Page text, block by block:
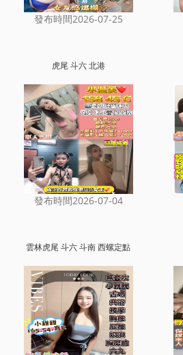
發布時間2026-07-25
虎尾 斗六 北港
發布時間2026-07-04
雲林虎尾 斗六 斗南 西螺定點